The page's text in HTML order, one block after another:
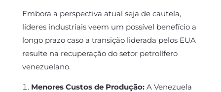
Embora a perspectiva atual seja de cautela,
líderes industriais veem um possível benefício a
longo prazo caso a transição liderada pelos EUA
resulte na recuperação do setor petrolífero
venezuelano.
Menores Custos de Produção:A Venezuela